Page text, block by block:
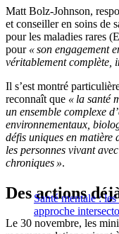
Matt Bolz-Johnson,
et conseiller en soins de
pour les maladies rares
pour « son engagement
véritablement complète,
Il s’est montré
reconnaît que « la santé
un ensemble complexe
environnementaux,
défis uniques en matière
les personnes vivant
chroniques ».
Santé mentale :
approche
Des actions
Le 30 novembre, les